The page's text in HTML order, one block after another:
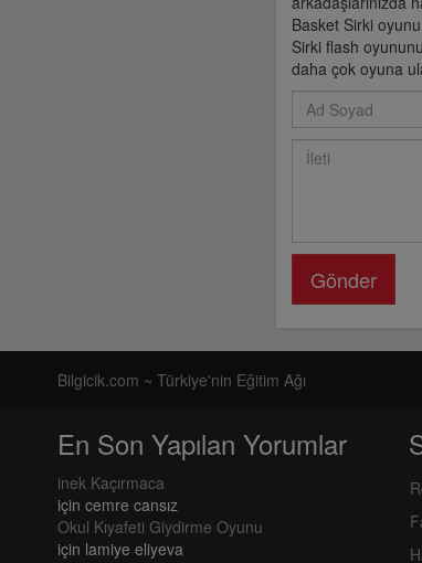
Basket Sirki
Sirki flash
daha çok oyuna
Gönder
Bilgicik.com ~ Türkiye'nin Eğitim Ağı
En Son Yapılan Yorumlar
inek Kaçırmaca
için cemre cansız
Okul Kıyafeti Giydirme Oyunu
için lamiye eliyeva